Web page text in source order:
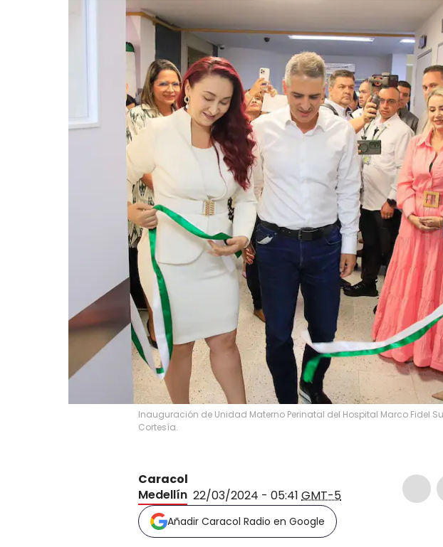
Inauguración de Unidad Materno Perinatal del Hospital Marco Fidel
Cortesía.
Caracol
Medellín 22/03/2024 - 05:41 GMT-5
Añadir Caracol Radio en Google